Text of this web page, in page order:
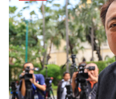
ฐานิ
บรรณ